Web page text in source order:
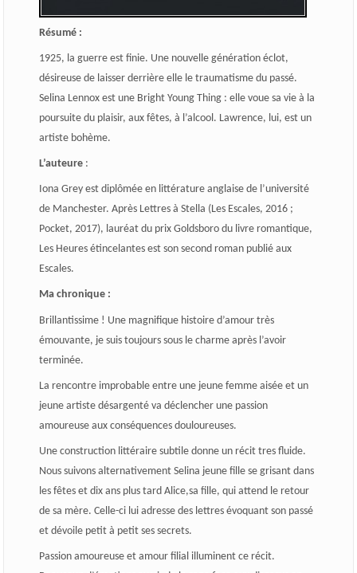
Résumé :
1925, la guerre est finie. Une nouvelle génération éclot,
désireuse de laisser derrière elle le traumatisme du passé.
Selina Lennox est une Bright Young Thing : elle voue sa vie à la
poursuite du plaisir, aux fêtes, à l’alcool. Lawrence, lui, est un
artiste bohème.
L’auteure:
Iona Grey est diplômée en littérature anglaise de l’université
de Manchester. Après Lettres à Stella (Les Escales, 2016 ;
Pocket, 2017), lauréat du prix Goldsboro du livre romantique,
Les Heures étincelantes est son second roman publié aux
Escales.
Ma chronique :
Brillantissime ! Une magnifique histoire d’amour très
émouvante, je suis toujours sous le charme après l’avoir
terminée.
La rencontre improbable entre une jeune femme aisée et un
jeune artiste désargenté va déclencher une passion
amoureuse aux conséquences douloureuses.
Une construction littéraire subtile donne un récit tres fluide.
Nous suivons alternativement Selina jeune fille se grisant dans
les fêtes et dix ans plus tard Alice,sa fille, qui attend le retour
de sa mère. Celle-ci lui adresse des lettres évoquant son passé
et dévoile petit à petit ses secrets.
Passion amoureuse et amour filial illuminent ce récit.